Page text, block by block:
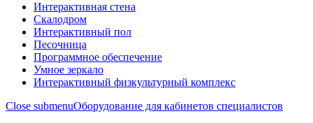
Интерактивная стена
Скалодром
Интерактивный пол
Песочница
Программное обеспечение
Умное зеркало
Интерактивный физкультурный комплекс
Close submenuОборудование для кабинетов специалистов